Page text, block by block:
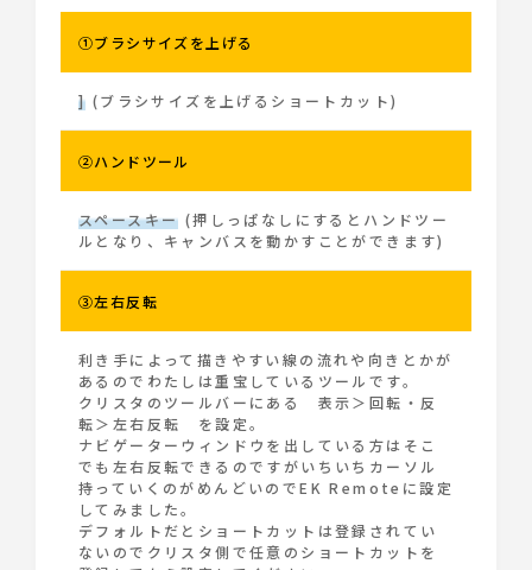
①ブラシサイズを上げる
] (ブラシサイズを上げるショートカット)
②ハンドツール
スペースキー (押しっぱなしにするとハンドツー
ルとなり、キャンバスを動かすことができます)
③左右反転
利き手によって描きやすい線の流れや向きとかが
あるのでわたしは重宝しているツールです。
クリスタのツールバーにある 表示＞回転・反
転＞左右反転 を設定。
ナビゲーターウィンドウを出している方はそこ
でも左右反転できるのですがいちいちカーソル
持っていくのがめんどいのでEK Remoteに設定
してみました。
デフォルトだとショートカットは登録されてい
ないのでクリスタ側で任意のショートカットを